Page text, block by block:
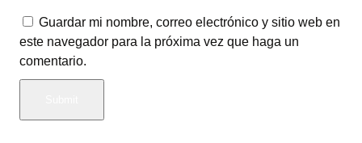
Guardar mi nombre, correo electrónico y sitio web en
este navegador para la próxima vez que haga un
comentario.